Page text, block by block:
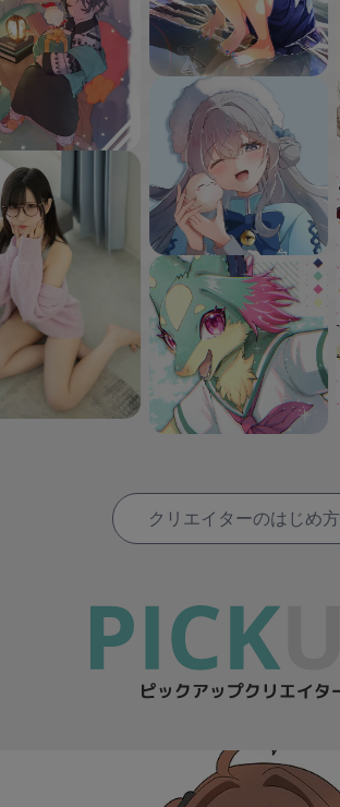
クリエイターのはじめ方